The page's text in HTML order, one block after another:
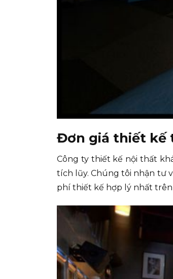
Đơn giá thiết kế
Công ty thiết kế nội thất
tích lũy. Chúng tôi nhận tư
phí thiết kế hợp lý nhất